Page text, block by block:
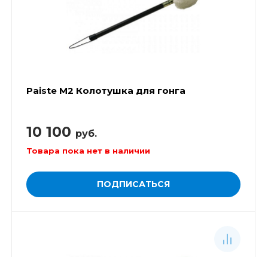
Paiste М2 Колотушка для гонга
10 100 руб.
Товара пока нет в наличии
ПОДПИСАТЬСЯ